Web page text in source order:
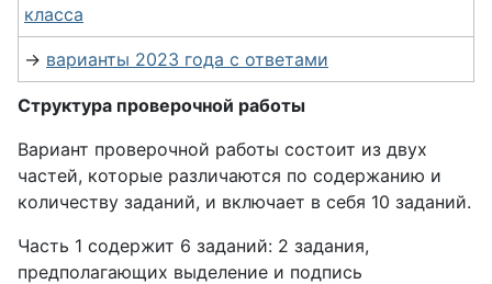
класса
→ варианты 2023 года с ответами
Структура проверочной работы
Вариант проверочной работы состоит из двух
частей, которые различаются по содержанию и
количеству заданий, и включает в себя 10 заданий.
Часть 1 содержит 6 заданий: 2 задания,
предполагающих выделение и подпись